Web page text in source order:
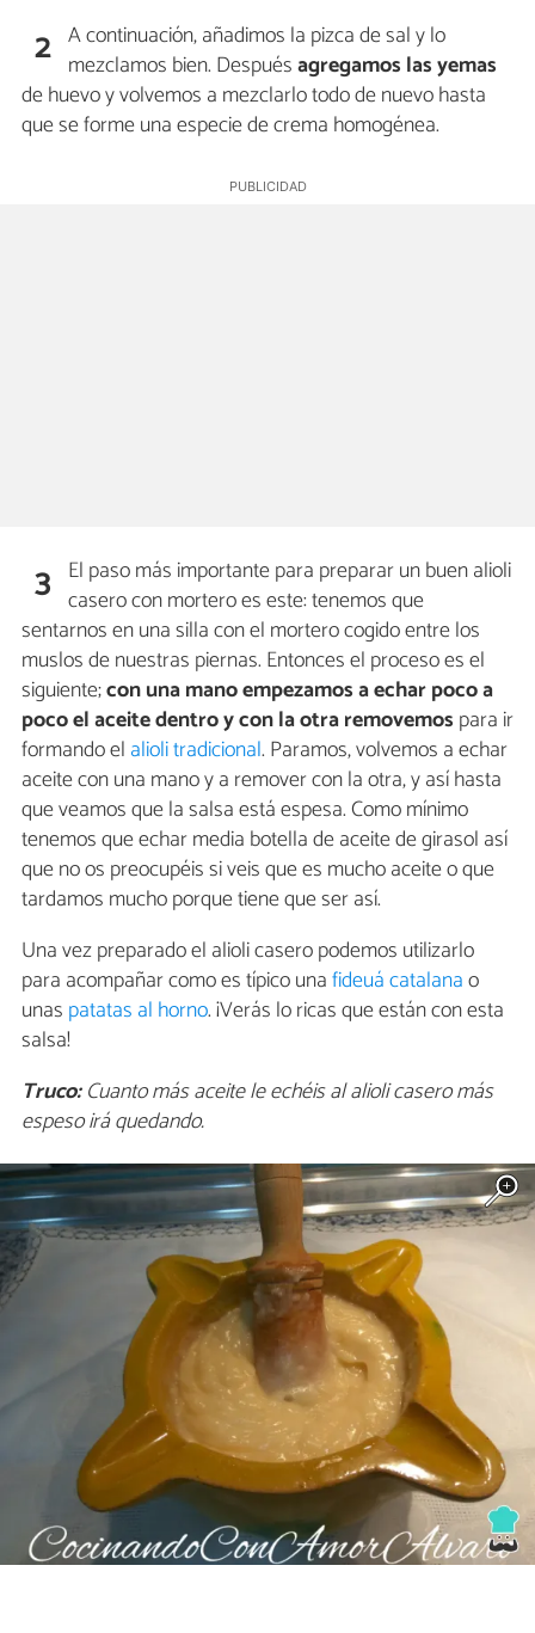
2 A continuación, añadimos la pizca de sal y lo
mezclamos bien. Despuésagregamos las yemas
de huevo y volvemos a mezclarlo todo de nuevo hasta
que se forme una especie de crema homogénea.
3 El paso más importante para preparar un buen alioli
casero con mortero es este: tenemos que
sentarnos en una silla con el mortero cogido entre los
muslos de nuestras piernas. Entonces el proceso es el
siguiente;con una mano empezamos a echar poco a
poco el aceite dentro y con la otra removemos para ir
formando el alioli tradicional. Paramos, volvemos a echar
aceite con una mano y a remover con la otra, y así hasta
que veamos que la salsa está espesa. Como mínimo
tenemos que echar media botella de aceite de girasol así
que no os preocupéis si veis que es mucho aceite o que
tardamos mucho porque tiene que ser así.
Una vez preparado el alioli casero podemos utilizarlo
para acompañar como es típico unafideuá catalanao
unas patatas al horno. ¡Verás lo ricas que están con esta
salsa!
Truco:Cuanto más aceite le echéis al alioli casero más
espeso irá quedando.